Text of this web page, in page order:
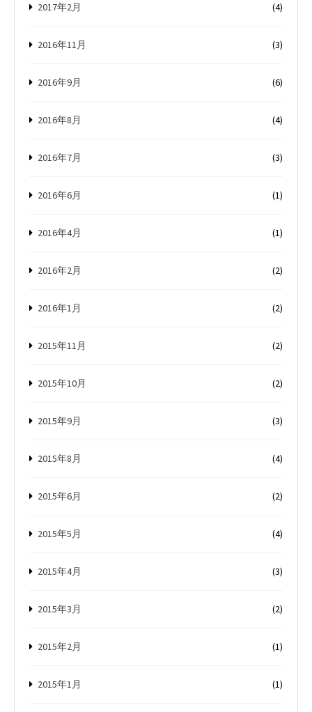
2017年2月 (4)
2016年11月 (3)
2016年9月 (6)
2016年8月 (4)
2016年7月 (3)
2016年6月 (1)
2016年4月 (1)
2016年2月 (2)
2016年1月 (2)
2015年11月 (2)
2015年10月 (2)
2015年9月 (3)
2015年8月 (4)
2015年6月 (2)
2015年5月 (4)
2015年4月 (3)
2015年3月 (2)
2015年2月 (1)
2015年1月 (1)